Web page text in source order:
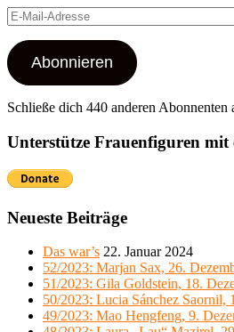
E-
Mail-
Adresse
Abonnieren
Schließe dich 440 anderen Abonnenten
Unterstütze Frauenfiguren mit
Neueste Beiträge
Das war’s 22. Januar 2024
52/2023: Marjan Sax, 26.
51/2023: Gila Goldstein, 18.
50/2023: Lucia Sánchez Saornil,
49/2023: Mao Hengfeng, 9.